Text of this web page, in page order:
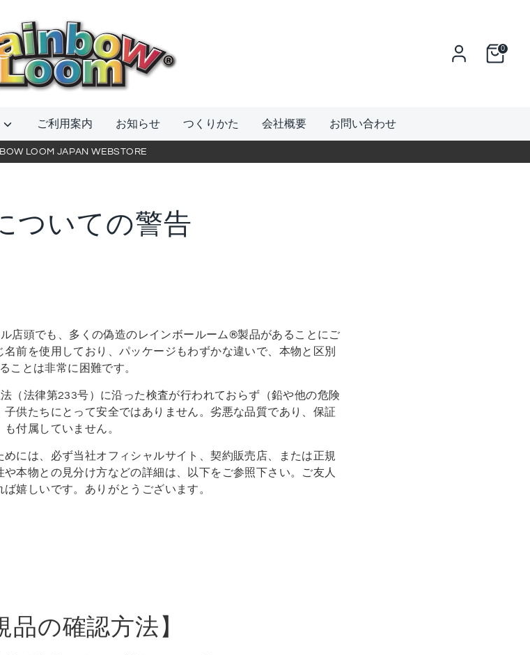
0
ご利用案内 お知らせ つくりかた 会社概要 お問い合わせ
LOOM JAPAN WEBSTORE
ついての警告
店頭でも、多くの偽造のレインボールーム®製品があることにご
前を使用しており、パッケージもわずかな違いで、本物と区別
ことは非常に困難です。
（法律第233号）に沿った検査が行われておらず（鉛や他の危険
供たちにとって安全ではありません。劣悪な品質であり、保証
も付属していません。
には、必ず当社オフィシャルサイト、契約販売店、または正規
本物との見分け方などの詳細は、以下をご参照下さい。ご友人
嬉しいです。ありがとうございます。
品の確認方法】